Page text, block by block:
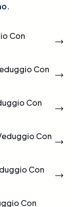
.
Con
Con
Con
Con
Con
Con